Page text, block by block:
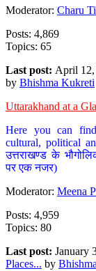
Moderator: Charu
Posts: 4,869
Topics: 65
Last post: April 12,
by Bhishma Kukreti
Uttarakhand at a
Here you can
cultural, political
उत्तराखण्ड के
पर एक नजर)
Moderator: Meena
Posts: 4,959
Topics: 80
Last post: January
Places... by